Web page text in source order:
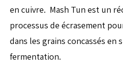
en cuivre. Mash Tun est un
processus de écrasement
dans les grains concassés en
fermentation.